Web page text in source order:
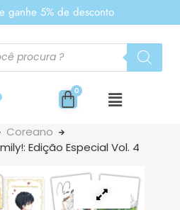
ganhe 5% de desconto
Coreano
Edição Especial Vol. 4